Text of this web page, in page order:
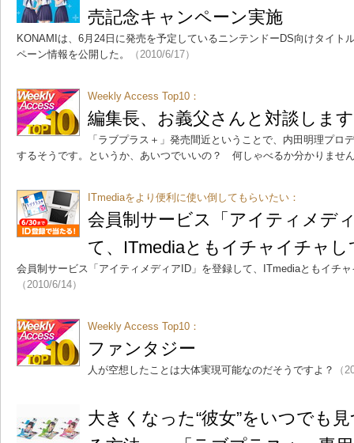
売記念キャンペーン実施
KONAMIは、6月24日に発売を予定しているニンテンドーDS向けタイト
ペーン情報を公開した。
（2010/6/17）
Weekly Access Top10：
編集長、お義父さんと対談します
「ラブプラス＋」発売間近ということで、内田明理プロ
するそうです。というか、あいつでいいの？ 何しゃべるか分かりませ
ITmediaをより便利に使い倒してもらいたい：
会員制サービス「アイティメデ
て、ITmediaともイチャイチャ
会員制サービス「アイティメディアID」を登録して、ITmediaともイチ
（2010/6/14）
Weekly Access Top10：
ファンタジー
人が空想したことは大体実現可能なのだそうですよ？ （
大きくなった“彼女”をいつでも